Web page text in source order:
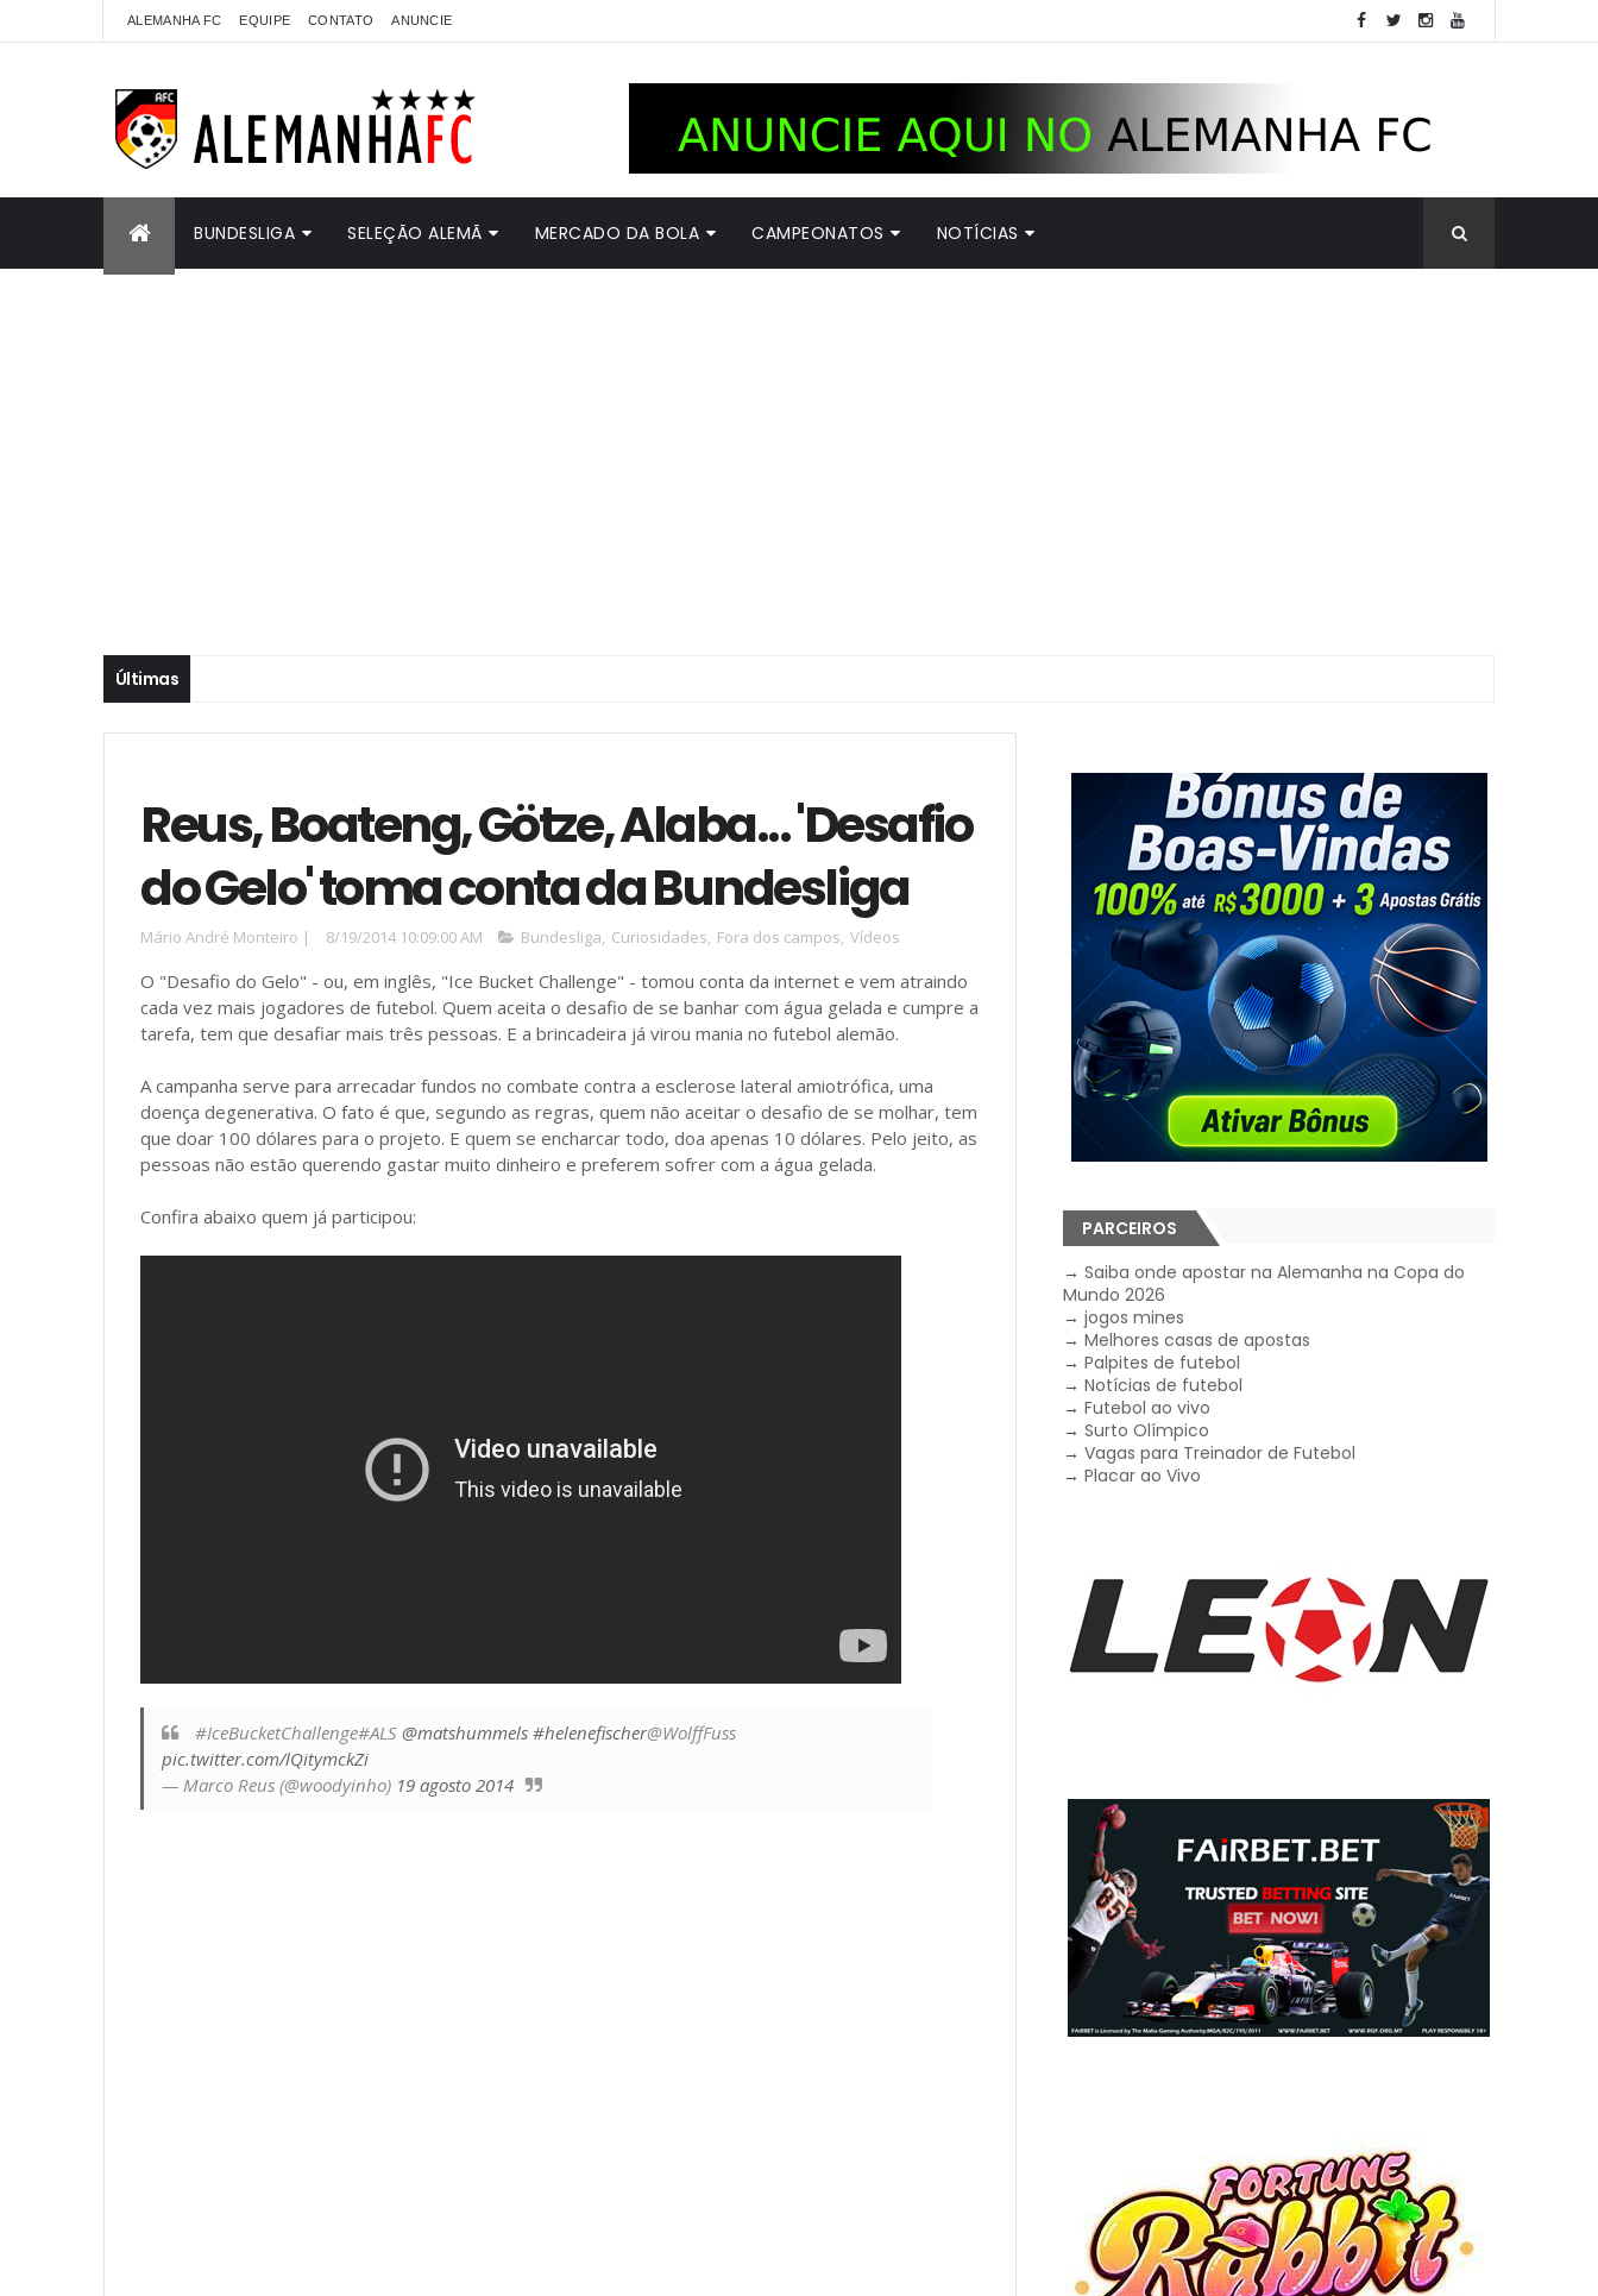
ALEMANHA FC EQUIPE CONTATO ANUNCIE
BUNDESLIGA SELEÇÃO ALEMÃ MERCADO DA BOLA CAMPEONATOS NOTÍCIAS
Últimas
Reus, Boateng, Götze, Alaba... 'Desafio
do Gelo' toma conta da Bundesliga
Mário André Monteiro | 8/19/2014 10:09:00 AM Bundesliga, Curiosidades, Fora dos campos, Vídeos
O "Desafio do Gelo" - ou, em inglês, "Ice Bucket Challenge" - tomou conta da internet e vem atraindo
cada vez mais jogadores de futebol. Quem aceita o desafio de se banhar com água gelada e cumpre a
tarefa, tem que desafiar mais três pessoas. E a brincadeira já virou mania no futebol alemão.
A campanha serve para arrecadar fundos no combate contra a esclerose lateral amiotrófica, uma
doença degenerativa. O fato é que, segundo as regras, quem não aceitar o desafio de se molhar, tem
que doar 100 dólares para o projeto. E quem se encharcar todo, doa apenas 10 dólares. Pelo jeito, as
pessoas não estão querendo gastar muito dinheiro e preferem sofrer com a água gelada.
Confira abaixo quem já participou:
#IceBucketChallenge#ALS @matshummels #helenefischer@WolffFuss
pic.twitter.com/lQitymckZi
— Marco Reus (@woodyinho) 19 agosto 2014
PARCEIROS
→Saiba onde apostar na Alemanha na Copa do
Mundo 2026
→jogos mines
→Melhores casas de apostas
→Palpites de futebol
→Notícias de futebol
→Futebol ao vivo
→Surto Olímpico
→Vagas para Treinador de Futebol
→Placar ao Vivo